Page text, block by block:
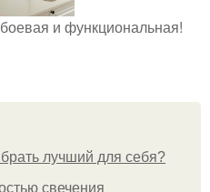
и функциональная!
лучший для себя?
свечения